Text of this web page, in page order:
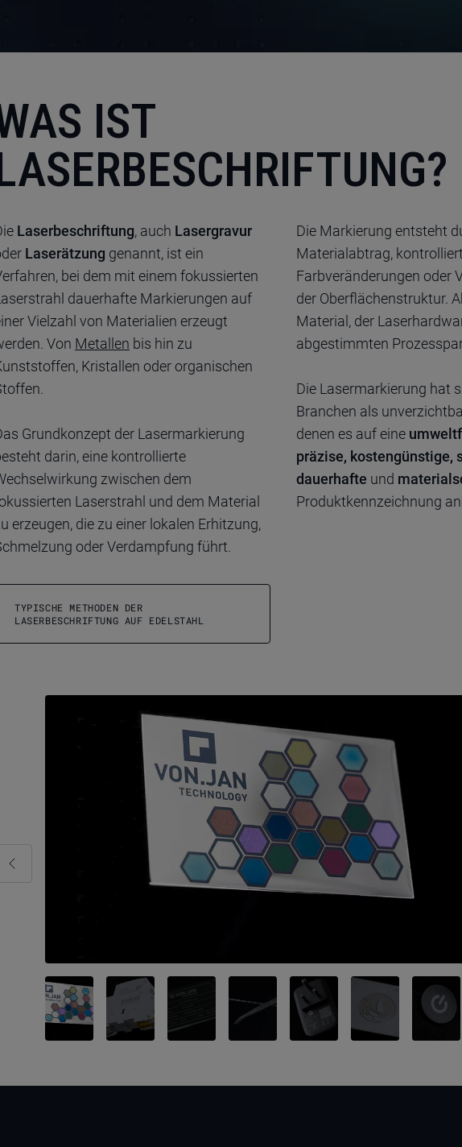
IST
Laserbeschriftung, auch Lasergravur
Laserätzung genannt, ist ein
bei dem mit einem fokussierten
dauerhafte Markierungen auf
Vielzahl von Materialien erzeugt
Von Metallen bis hin zu
Kristallen oder organischen
Grundkonzept der Lasermarkierung
darin, eine kontrollierte
zwischen dem
Laserstrahl und dem Material
erzeugen, die zu einer lokalen Erhitzung,
oder Verdampfung führt.
TYPISCHE METHODEN DER
LASERBESCHRIFTUNG AUF EDELSTAHL
Die Markierung entsteht
Materialabtrag,
Farbveränderungen oder
der Oberflächenstruktur.
Material, der
abgestimmten
Die Lasermarkierung hat
Branchen als
denen es auf eine
präzise, kostengünstige,
dauerhafte und
Produktkennzeichnung